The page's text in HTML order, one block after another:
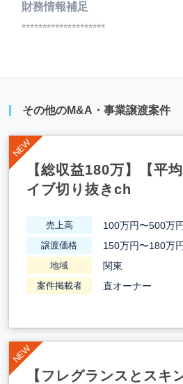
財務情報補足
********************
その他のM&A・事業譲渡案件
【総収益180万】【平
イブ切り抜きch
売上高 100万円〜500万
譲渡価格 150万円〜180万
地域 関東
案件掲載者 直オーナー
【フレグランスとスキ